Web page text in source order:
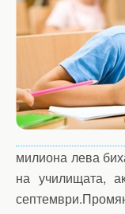
милиона лева
на училищата,